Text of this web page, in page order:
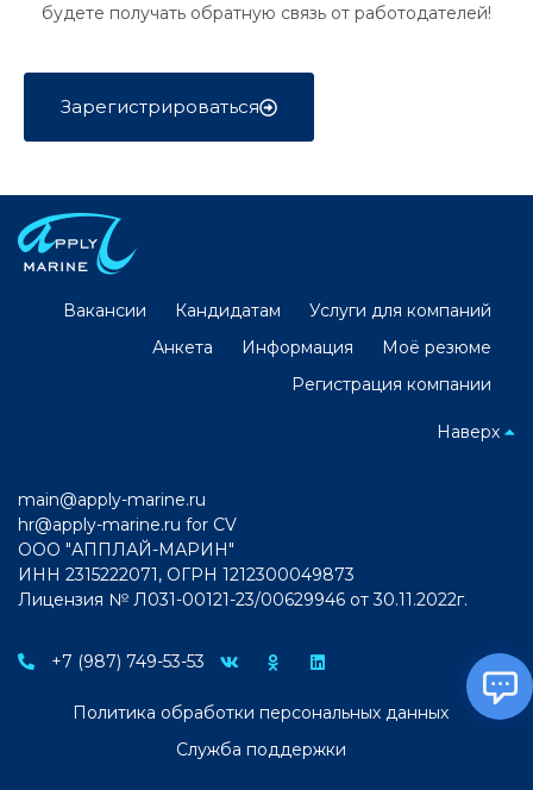
будете получать обратную связь от работодателей!
Зарегистрироваться
Вакансии Кандидатам
Услуги для компаний
Анкета
Информация
Моё резюме
Регистрация компании
Наверх
main@apply-marine.ru
hr@apply-marine.ru for CV
ООО "АППЛАЙ-МАРИН"
ИНН 2315222071, ОГРН 1212300049873
Лицензия № Л031-00121-23/00629946 от 30.11.2022г.
+7 (987) 749-53-53
Политика обработки персональных данных
Служба поддержки